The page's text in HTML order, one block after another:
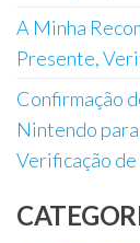
A Minha
Presente,
Confirmação
Nintendo
Verificação